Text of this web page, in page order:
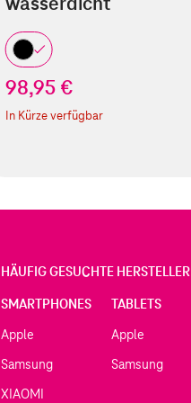
98,95 €
In Kürze verfügbar
HÄUFIG GESUCHTE HERSTELLER
SMARTPHONES
Apple
Samsung
XIAOMI
TABLETS
Apple
Samsung